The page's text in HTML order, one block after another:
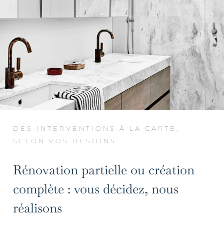
DES INTERVENTIONS À LA CARTE,
SELON VOS BESOINS
Rénovation partielle ou création
complète : vous décidez, nous
réalisons